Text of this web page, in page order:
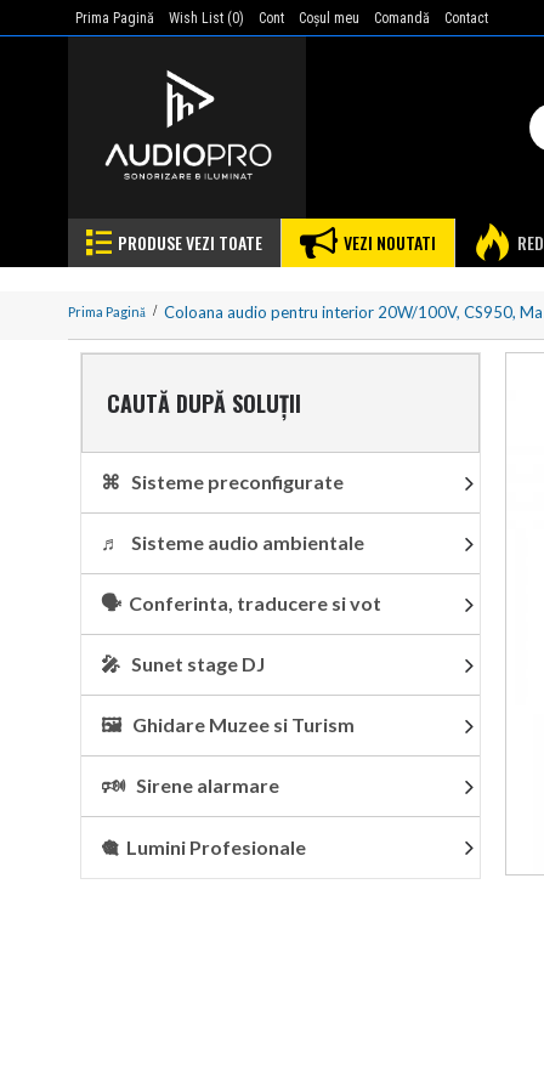
Prima Pagină Wish List (0) Cont Coşul meu Comandă Contact
PRODUSE VEZI TOATE VEZI NOUTATI
Prima Pagină Coloana audio pentru interior 20W/100V, CS950,
CAUTĂ DUPĂ SOLUȚII
⌘ Sisteme preconfigurate
♬ Sisteme audio ambientale
🗣 Conferinta, traducere si vot
🎤 Sunet stage DJ
🖼 Ghidare Muzee si Turism
🕬 Sirene alarmare
🎕 Lumini Profesionale